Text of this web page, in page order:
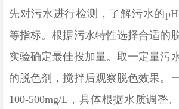
先对污水进行检测，了解污水的
等指标。根据污水特性选择合适的
实验确定最佳投加量。取一定量污
的脱色剂，搅拌后观察脱色效果。
100-500mg/L，具体根据水质调整